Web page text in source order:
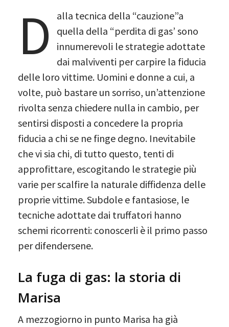
D
alla tecnica della “cauzione”a
quella della “perdita di gas’ sono
innumerevoli le strategie adottate
dai malviventi per carpire la fiducia
delle loro vittime. Uomini e donne a cui, a
volte, può bastare un sorriso, un’attenzione
rivolta senza chiedere nulla in cambio, per
sentirsi disposti a concedere la propria
fiducia a chi se ne finge degno. Inevitabile
che vi sia chi, di tutto questo, tenti di
approfittare, escogitando le strategie più
varie per scalfire la naturale diffidenza delle
proprie vittime. Subdole e fantasiose, le
tecniche adottate dai truffatori hanno
schemi ricorrenti: conoscerli è il primo passo
per difendersene.
La fuga di gas: la storia di
Marisa
A mezzogiorno in punto Marisa ha già